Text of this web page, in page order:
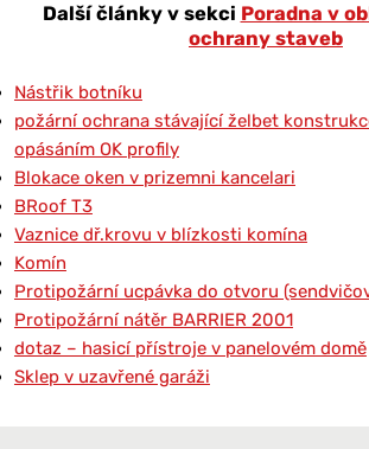
Další články v sekci Poradna v
ochrany staveb
Nástřik botníku
požární ochrana stávající želbet
opásáním OK profily
Blokace oken v prizemni kancelari
BRoof T3
Vaznice dř.krovu v blízkosti komína
Komín
Protipožární ucpávka do otvoru
Protipožární nátěr BARRIER 2001
dotaz – hasicí přístroje v panelovém domě
Sklep v uzavřené garáži